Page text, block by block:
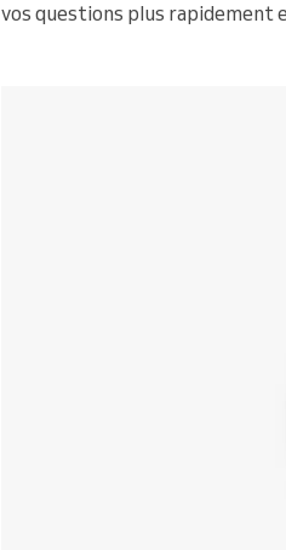
vos questions plus rapidement